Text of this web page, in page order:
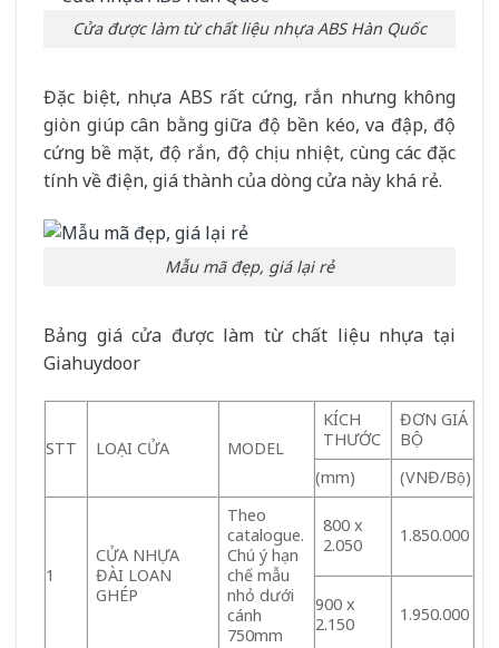
Cửa được làm từ chất liệu nhựa ABS Hàn Quốc
Đặc biệt, nhựa ABS rất cứng, rắn nhưng không
giòn giúp cân bằng giữa độ bền kéo, va đập, độ
cứng bề mặt, độ rắn, độ chịu nhiệt, cùng các đặc
tính về điện, giá thành của dòng cửa này khá rẻ.
Mẫu mã đẹp, giá lại rẻ
Bảng giá cửa được làm từ chất liệu nhựa tại
Giahuydoor
STT LOẠI CỬA MODEL
KÍCH
THƯỚC
ĐƠN GIÁ
BỘ
(mm)
(VNĐ/Bộ)
1
CỬA NHỰA
ĐÀI LOAN
GHÉP
Theo
catalogue.
Chú ý hạn
chế mẫu
nhỏ dưới
cánh
750mm
800 x
2.050
1.850.000
900 x
2.150
1.950.000